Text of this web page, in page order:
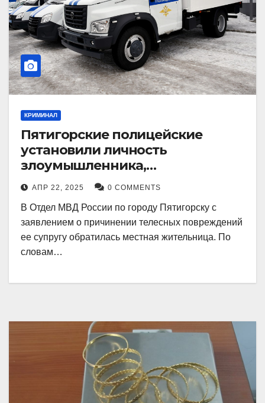
КРИМИНАЛ
Пятигорские полицейские
установили личность
злоумышленника,
причинившего телесные
повреждения местному жителю
АПР 22, 2025 0 COMMENTS
В Отдел МВД России по городу Пятигорску с
заявлением о причинении телесных повреждений
ее супругу обратилась местная жительница. По
словам…